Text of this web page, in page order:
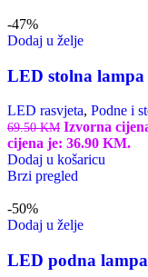
-47%
Dodaj u želje
LED stolna
LED rasvjeta, Podne i
69.50KM Izvorna
cijena je: 36.90 KM.
Dodaj u košaricu
Brzi pregled
-50%
Dodaj u želje
LED podna